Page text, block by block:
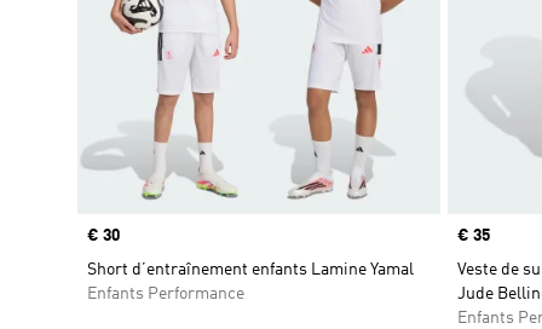
Prix
€ 30
Short d’entraînement enfants Lamine Yamal
Enfants Performance
Prix
€ 35
Veste de
Jude
Enfants